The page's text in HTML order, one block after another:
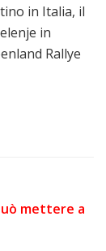
in Italia, il
in
Rallye
mettere a